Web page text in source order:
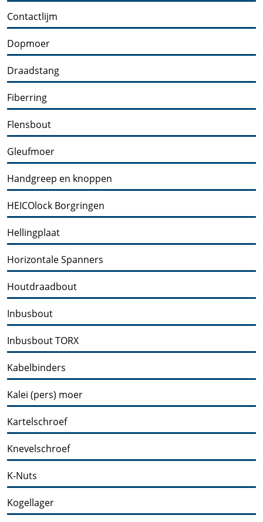
Contactlijm
Dopmoer
Draadstang
Fiberring
Flensbout
Gleufmoer
Handgreep en knoppen
HEICOlock Borgringen
Hellingplaat
Horizontale Spanners
Houtdraadbout
Inbusbout
Inbusbout TORX
Kabelbinders
Kalei (pers) moer
Kartelschroef
Knevelschroef
K-Nuts
Kogellager